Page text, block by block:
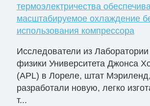
термоэлектричества
масштабируемое охлаждение
использования компрессора
Исследователи из
физики Университета Джонса
(APL) в Лореле, штат Мэриленд,
разработали новую, легко
т...